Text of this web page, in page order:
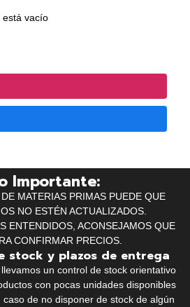
está vacío
Importante:
MATERIAS PRIMAS PUEDE QUE
NO ESTÉN ACTUALIZADOS.
ENTENDIDOS, ACONSEJAMOS QUE
CONFIRMAR PRECIOS.
stock y plazos de entrega
un control de stock orientativo
con pocas unidades disponibles
de no disponer de stock de algún